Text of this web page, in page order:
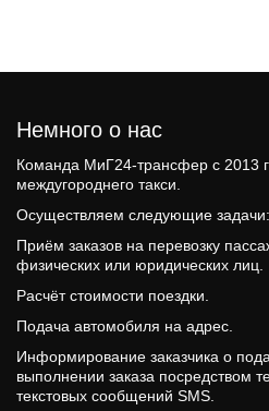
Немного о нас
Команда МиГ24-трансфер c 2013
междугороднего такси.
Осуществляем следующие задачи:
Приём заказов на перевозку
физических или юридических лиц.
Расчёт стоимости поездки.
Подача автомобиля на адрес.
Информирование заказчика о
выполнении заказа посредством
текстовых сообщений SMS.